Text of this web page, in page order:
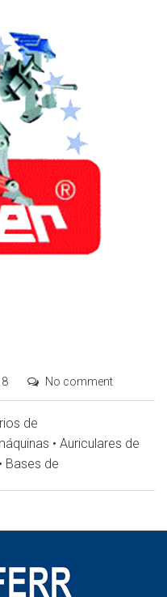
No comment
de
• Auriculares de
Bases de